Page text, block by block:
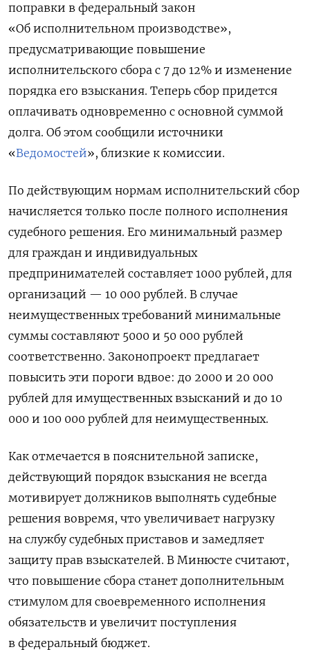
поправки в федеральный закон
«Об исполнительном производстве»,
предусматривающие повышение
исполнительского сбора с 7 до 12% и изменение
порядка его взыскания. Теперь сбор придется
оплачивать одновременно с основной суммой
долга. Об этом сообщили источники
«Ведомостей», близкие к комиссии.
По действующим нормам исполнительский сбор
начисляется только после полного исполнения
судебного решения. Его минимальный размер
для граждан и индивидуальных
предпринимателей составляет 1000 рублей, для
организаций — 10 000 рублей. В случае
неимущественных требований минимальные
суммы составляют 5000 и 50 000 рублей
соответственно. Законопроект предлагает
повысить эти пороги вдвое: до 2000 и 20 000
рублей для имущественных взысканий и до 10
000 и 100 000 рублей для неимущественных.
Как отмечается в пояснительной записке,
действующий порядок взыскания не всегда
мотивирует должников выполнять судебные
решения вовремя, что увеличивает нагрузку
на службу судебных приставов и замедляет
защиту прав взыскателей. В Минюсте считают,
что повышение сбора станет дополнительным
стимулом для своевременного исполнения
обязательств и увеличит поступления
в федеральный бюджет.